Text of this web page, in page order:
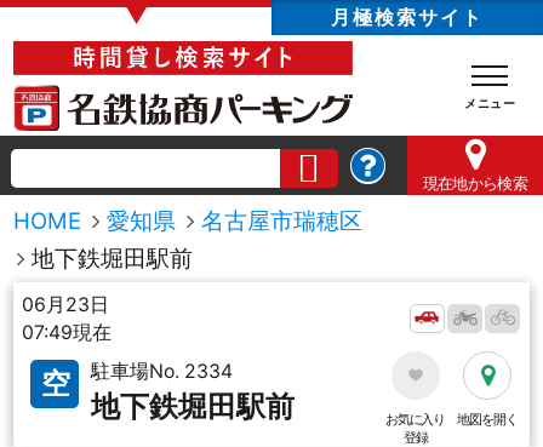
▼ 月極検索サイト
現在地から検索
HOME 愛知県
名古屋市瑞穂区
地下鉄堀田駅前
06月23日
07:49現在
空 駐車場No. 2334
地下鉄堀田駅前
お気に入り
登録
地図を開く